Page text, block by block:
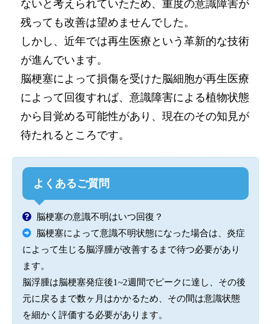
ないと考えられていたため、重度の意識障害が
残っても改善は望めませんでした。
しかし、近年では再生医療という革新的な技術
が進んでいます。
脳梗塞によって損傷を受けた脳細胞が再生医療
によって回復すれば、意識障害による植物状態
から目覚める可能性があり、現在のその知見が
待たれるところです。
よくあるご質問
脳梗塞の意識不明はいつ回復？
脳梗塞によって意識不明状態になった場合は、炎症
によって生じる脳浮腫が改善するまで待つ必要があり
ます。
脳浮腫は脳梗塞発症後1~2週間でピークに達し、その後
元に戻るまで数ヶ月はかかるため、その間は意識状態
を細かく評価する必要があります。